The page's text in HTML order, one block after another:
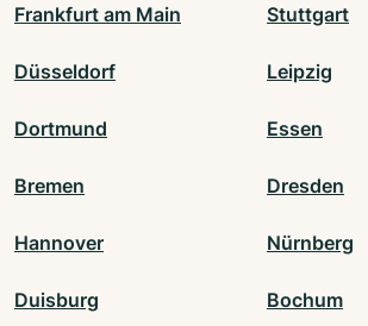
Frankfurt am Main Stuttgart
Düsseldorf Leipzig
Dortmund Essen
Bremen Dresden
Hannover Nürnberg
Duisburg Bochum